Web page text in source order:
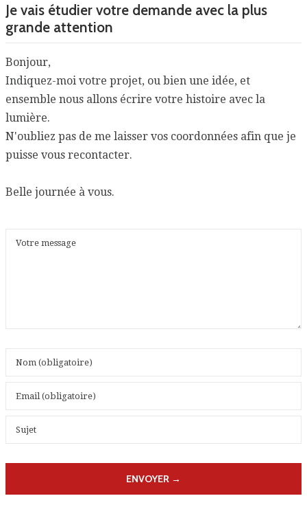
Je vais étudier votre demande avec la plus
grande attention
Bonjour,
Indiquez-moi votre projet, ou bien une idée, et
ensemble nous allons écrire votre histoire avec la
lumière.
N'oubliez pas de me laisser vos coordonnées afin que je
puisse vous recontacter.
Belle journée à vous.
ENVOYER →